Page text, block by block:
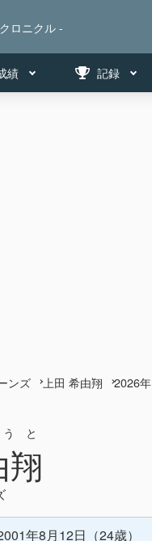
ロニクル -
績 記録
ンズ 上田 希由翔 2026年
翔
と
年8月12日（24歳）